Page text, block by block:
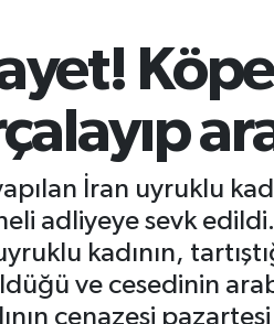
İran uyruklu
adliyeye sevk
kadının,
ve cesedinin
cenazesi